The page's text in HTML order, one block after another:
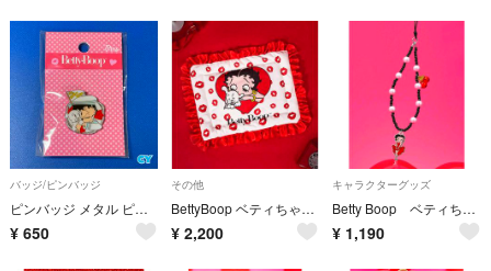
バッジ/ピンバッジ
ピンバッジ メタル ピンズ Betty Boop ベティブープ COOL BREEZE アメリカン雑貨 新品未開封 No.CY
¥ 650
その他
BettyBoop ベティちゃん 座布団 ペットマット
¥ 2,200
キャラクターグッズ
Betty Boop ベティちゃん ストラップ
¥ 1,190